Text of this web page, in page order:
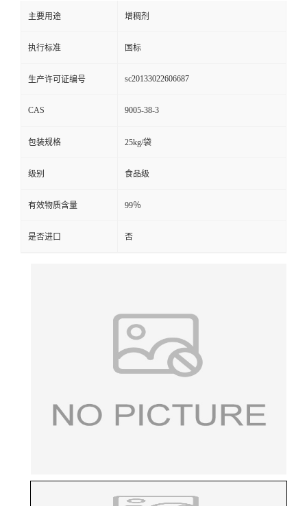
主要用途 增稠剂
执行标准 国标
生产许可证编号 sc20133022606687
CAS 9005-38-3
包装规格 25kg/袋
级别 食品级
有效物质含量 99％
是否进口 否